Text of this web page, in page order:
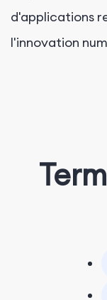
d'applications
l'innovation